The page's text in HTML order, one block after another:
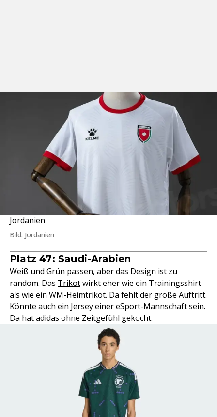
Jordanien
Bild: Jordanien
Platz 47: Saudi-Arabien
Weiß und Grün passen, aber das Design ist zu
random. Das Trikotwirkt eher wie ein Trainingsshirt
als wie ein WM-Heimtrikot. Da fehlt der große Auftritt.
Könnte auch ein Jersey einer eSport-Mannschaft sein.
Da hat adidas ohne Zeitgefühl gekocht.